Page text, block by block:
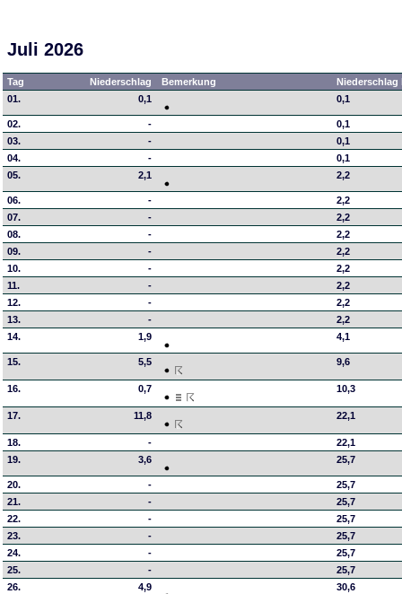
Juli 2026
Tag Niederschlag Bemerkung
01.
0,1 0,1
02. -
0,1
03.
-
0,1
04.
-
0,1
05.
2,1 2,2
06. -
2,2
07.
-
2,2
08.
-
2,2
09.
-
2,2
10.
-
2,2
11.
-
2,2
12.
-
2,2
13.
-
2,2
14.
1,9 4,1
15. 5,5 9,6
16. 0,7 10,3
17. 11,8 22,1
18. -
22,1
19.
3,6 25,7
20. -
25,7
21.
-
25,7
22.
-
25,7
23.
-
25,7
24.
-
25,7
25.
-
25,7
26.
4,9 30,6